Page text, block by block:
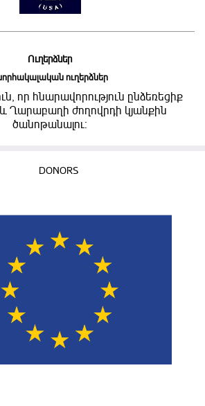
Ուղերձներ
ուղերձներ
որ հնարավորություն ընձեռեցիք
Ղարաբաղի ժողովրդի կյանքին
ծանոթանալու:
DONORS